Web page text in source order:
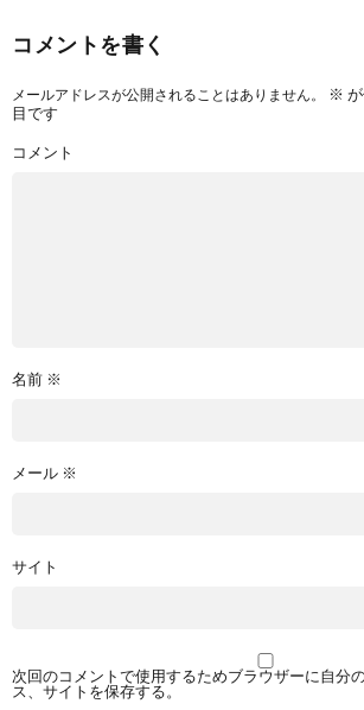
コメントを書く
メールアドレスが公開されることはありません。 ※
目です
コメント
名前 ※
メール ※
サイト
次回のコメントで使用するためブラウザーに自分
ス、サイトを保存する。